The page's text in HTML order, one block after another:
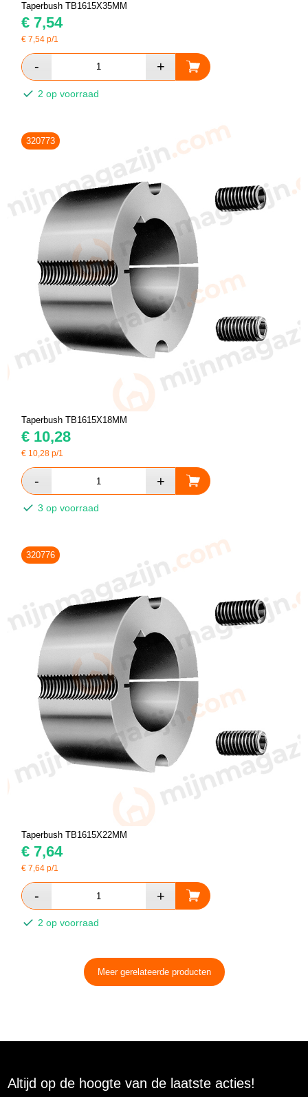
Taperbush TB1615X35MM
€ 7,54
€7,54 p/1
2 op voorraad
320773
Taperbush TB1615X18MM
€ 10,28
€ 10,28 p/1
3 op voorraad
320776
Taperbush TB1615X22MM
€ 7,64
€7,64 p/1
2 op voorraad
Meer gerelateerde producten
Altijd op de hoogte van de laatste acties!